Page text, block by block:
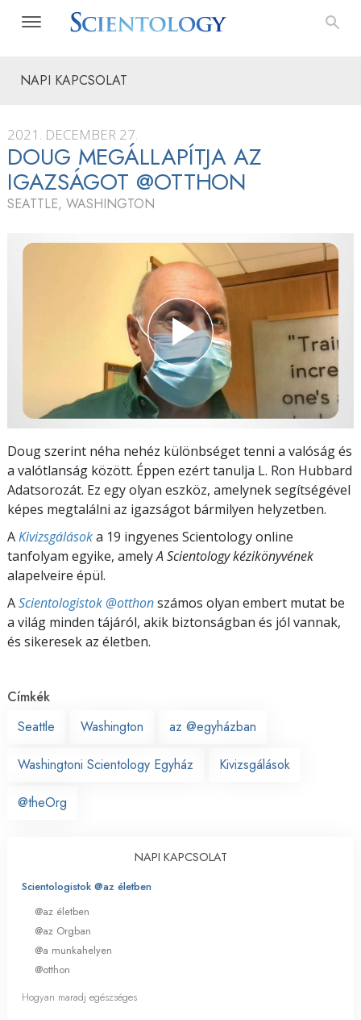
NAPI KAPCSOLAT
2021. DECEMBER 27.
DOUG MEGÁLLAPÍTJA AZ
IGAZSÁGOT @OTTHON
SEATTLE, WASHINGTON
Doug szerint néha nehéz különbséget tenni a valóság és
a valótlanság között. Éppen ezért tanulja L. Ron Hubbard
Adatsorozát. Ez egy olyan eszköz, amelynek segítségével
képes megtalálni az igazságot bármilyen helyzetben.
AKivizsgálásoka 19 ingyenes Scientology online
tanfolyam egyike, amelyA Scientology kézikönyvének
alapelveire épül.
AScientologistok @otthonszámos olyan embert mutat be
a világ minden tájáról, akik biztonságban és jól vannak,
és sikeresek az életben.
Címkék
Seattle
Washington az @egyházban
Washingtoni Scientology Egyház Kivizsgálások
@theOrg
NAPI KAPCSOLAT
Scientologistok @az életben
@az életben
@az Orgban
@a munkahelyen
@otthon
Hogyan maradj egészséges